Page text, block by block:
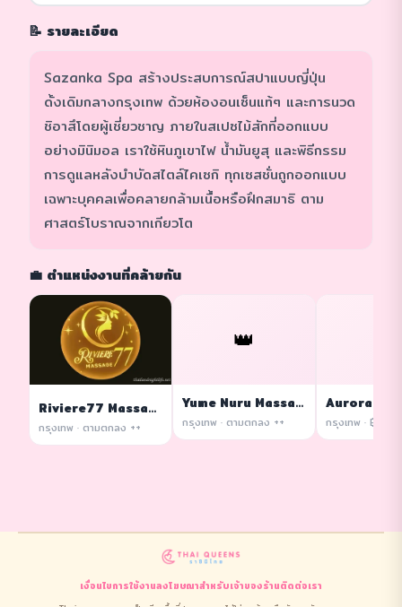
📝 รายละเอียด
Sazanka Spa สร้างประสบการณ์สปาแบบญี่ปุ่น
ดั้งเดิมกลางกรุงเทพ ด้วยห้องอนเซ็นแท้ๆ และการนวด
ชิอาสึโดยผู้เชี่ยวชาญ ภายในสเปซไม้สักที่ออกแบบ
อย่างมินิมอล เราใช้หินภูเขาไฟ น้ำมันยูสุ และพิธีกรรม
การดูแลหลังบำบัดสไตล์ไคเซกิ ทุกเซสชั่นถูกออกแบบ
เฉพาะบุคคลเพื่อคลายกล้ามเนื้อหรือฝึกสมาธิ ตาม
ศาสตร์โบราณจากเกียวโต
💼 ตำแหน่งงานที่คล้ายกัน
Riviere77 Massage
กรุงเทพ · ตามตกลง ++
👑
Yume Nuru Massage
กรุงเทพ · ตามตกลง ++
เงื่อนไขการใช้งานลงโฆษณาสำหรับเจ้าของร้านติดต่อเรา